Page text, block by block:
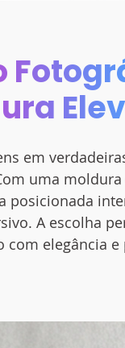
em
uma
posicionada
A escolha
com elegância e